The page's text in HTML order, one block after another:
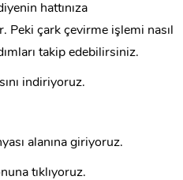
hattınıza
Peki çark çevirme işlemi nasıl
takip edebilirsiniz.
indiriyoruz.
alanına giriyoruz.
tıklıyoruz.